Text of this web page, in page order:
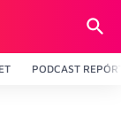
PODCAST